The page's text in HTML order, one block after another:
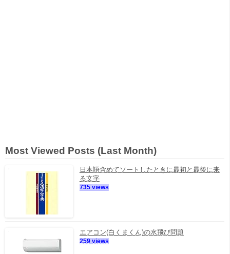
Most Viewed Posts (Last Month)
日本語含めてソートしたときに最初と最後に来
る文字
735 views
エアコン(白くまくん)の水飛び問題
259 views